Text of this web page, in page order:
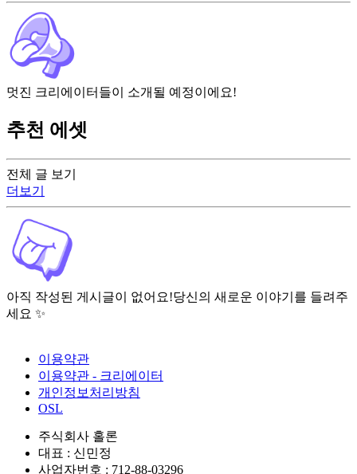
전체 글 보기
더보기
아직 작성된 게시글이 없어요!당신의 새로운 이야기를 들려주
세요 ✨
멋진 크리에이터들이 소개될 예정이에요!
추천 에셋
이용약관
이용약관 - 크리에이터
개인정보처리방침
OSL
주식회사 홀론
대표 : 신민정
사업자번호 : 712-88-03296